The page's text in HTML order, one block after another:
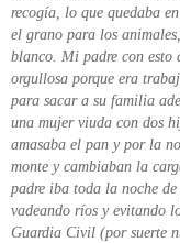
recogía, lo que quedaba
el grano para los
blanco. Mi padre con
orgullosa porque era
para sacar a su familia
una mujer viuda con dos
amasaba el pan y por la
monte y cambiaban la
padre iba toda la noche
vadeando ríos y evitando
Guardia Civil (por suerte